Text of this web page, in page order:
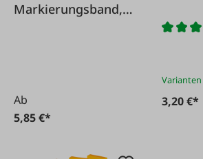
Markierungsband,
Ab
5,85 €*
3,20 €*